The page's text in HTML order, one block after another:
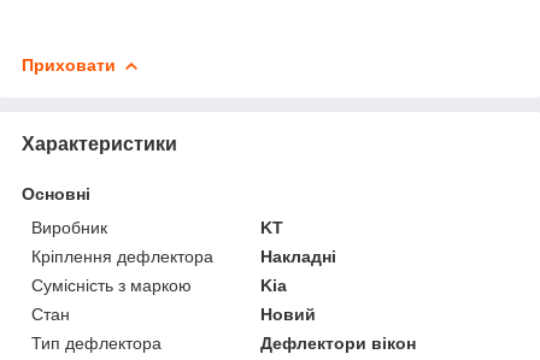
Приховати
Характеристики
Основні
Виробник
KT
Кріплення дефлектора
Накладні
Сумісність з маркою
Kia
Стан
Новий
Тип дефлектора
Дефлектори вікон